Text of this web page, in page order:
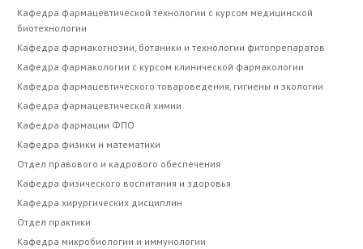
Кафедра фармацевтической технологии с курсом медицинской
биотехнологии
Кафедра фармакогнозии, ботаники и технологии фитопрепаратов
Кафедра фармакологии с курсом клинической фармакологии
Кафедра фармацевтического товароведения, гигиены и экологии
Кафедра фармацевтической химии
Кафедра фармации ФПО
Кафедра физики и математики
Отдел правового и кадрового обеспечения
Кафедра физического воспитания и здоровья
Кафедра хирургических дисциплин
Отдел практики
Кафедра микробиологии и иммунологии